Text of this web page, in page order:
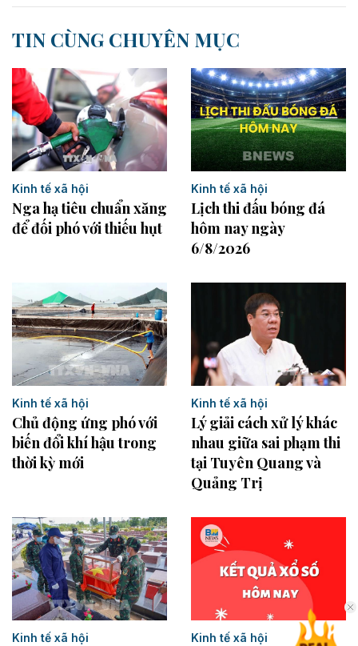
TIN CÙNG CHUYÊN MỤC
Kinh tế xã hội
Nga hạ tiêu chuẩn xăng
để đối phó với thiếu hụt
Kinh tế xã hội
Lịch thi đấu bóng đá
hôm nay ngày
6/8/2026
Kinh tế xã hội
Chủ động ứng phó với
biến đổi khí hậu trong
thời kỳ mới
Kinh tế xã hội
Lý giải cách xử lý khác
nhau giữa sai phạm thi
tại Tuyên Quang và
Quảng Trị
Kinh tế xã hội Kinh tế xã hội